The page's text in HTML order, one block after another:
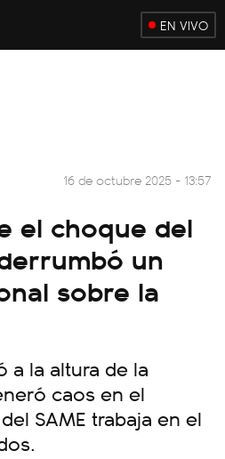
EN VIVO
16 de octubre 2025 - 13:57
el choque del
un
sobre la
a la altura de la
caos en el
SAME trabaja en el